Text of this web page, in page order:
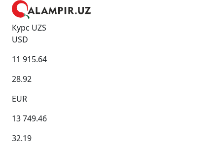
Курс UZS
USD
11 915.64
28.92
EUR
13 749.46
32.19